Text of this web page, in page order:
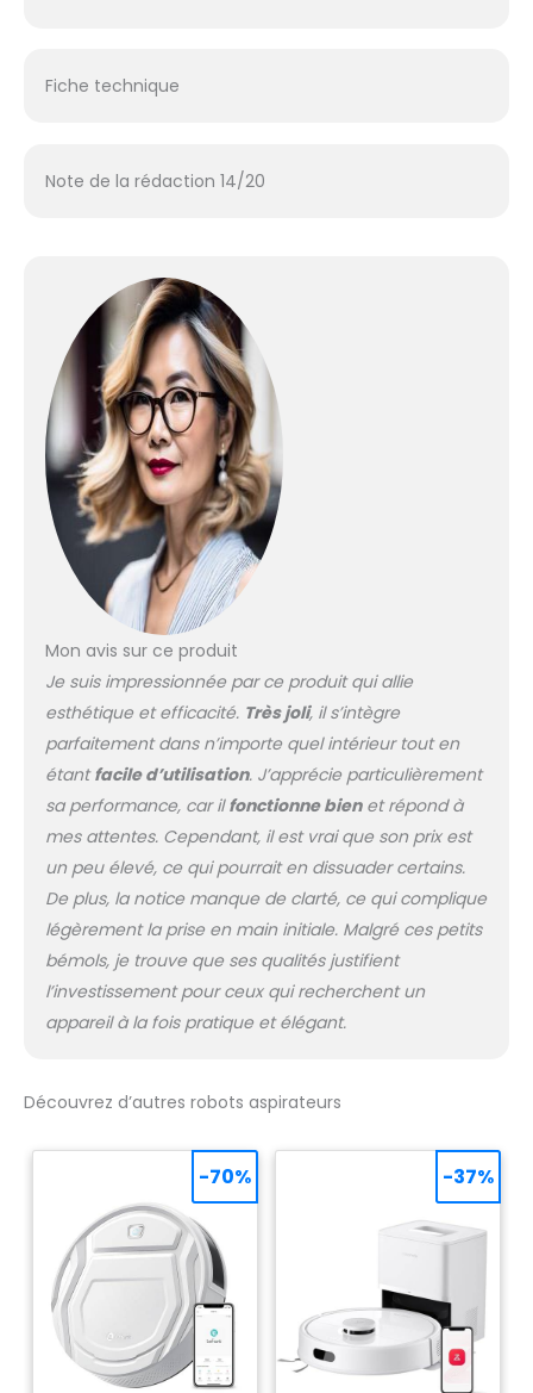
Fiche technique
Note de la rédaction 14/20
Mon avis sur ce produit
Je suis impressionnée par ce produit qui allie
esthétique et efficacité. Très joli, il s’intègre
parfaitement dans n’importe quel intérieur tout en
étantfacile d’utilisation. J’apprécie particulièrement
sa performance, car ilfonctionne bienet répond à
mes attentes. Cependant, il est vrai que son prix est
un peu élevé, ce qui pourrait en dissuader certains.
De plus, la notice manque de clarté, ce qui complique
légèrement la prise en main initiale. Malgré ces petits
bémols, je trouve que ses qualités justifient
l’investissement pour ceux qui recherchent un
appareil à la fois pratique et élégant.
Découvrez d’autres robots aspirateurs
-70% -37%